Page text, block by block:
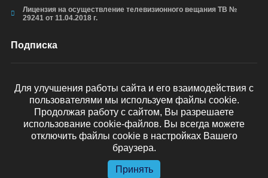
Лицензия на осуществление телевизионного вещания ТВ №
29241 от 11.04.2018 г.
Подписка
ОТПРАВИТЬ
. Все права защищены.
Для улучшения работы сайта и его взаимодействия с
пользователями мы используем файлы cookie.
Продолжая работу с сайтом, Вы разрешаете
использование cookie-файлов. Вы всегда можете
отключить файлы cookie в настройках Вашего
браузера.
Принять